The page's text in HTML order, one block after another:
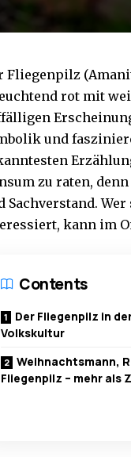
Fliegenpilz
rot mit
und
zu raten,
Sachverstand.
kann im
Contents
Der Fliegenpilz in
Volkskultur
Weihnachtsmann,
Fliegenpilz – mehr als